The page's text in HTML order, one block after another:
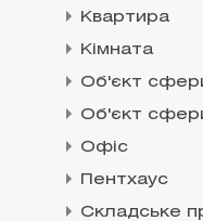
Квартира
Кімната
Об'єкт
Об'єкт
Офіс
Пентхаус
Складське